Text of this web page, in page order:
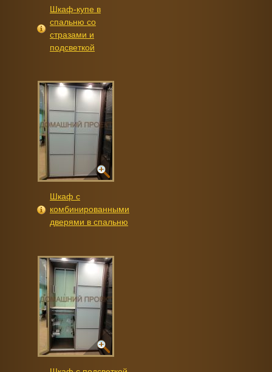
Шкаф-купе в
спальню со
стразами и
подсветкой
Шкаф с
комбинированными
дверями в спальню